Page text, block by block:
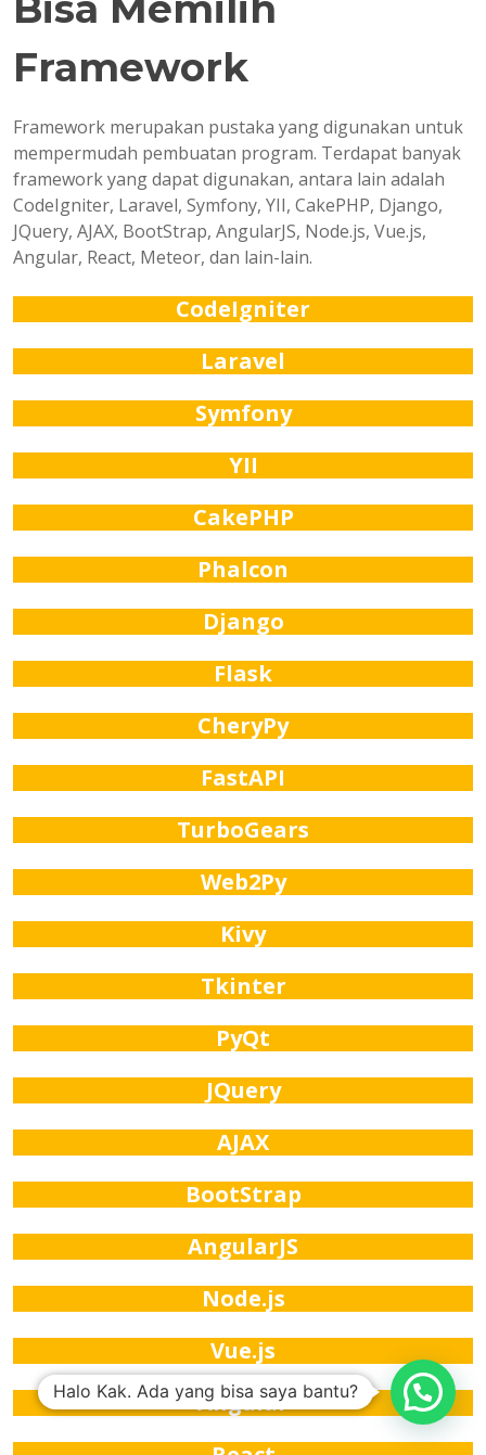
Framework
Framework merupakan pustaka yang digunakan untuk
mempermudah pembuatan program. Terdapat banyak
framework yang dapat digunakan, antara lain adalah
CodeIgniter, Laravel, Symfony, YII, CakePHP, Django,
JQuery, AJAX, BootStrap, AngularJS, Node.js, Vue.js,
Angular, React, Meteor, dan lain-lain.
CodeIgniter
Laravel
Symfony
YII
CakePHP
Phalcon
Django
Flask
CheryPy
FastAPI
TurboGears
Web2Py
Kivy
Tkinter
PyQt
JQuery
AJAX
BootStrap
AngularJS
Node.js
Vue.js
Angular
Halo Kak. Ada yang bisa saya bantu?